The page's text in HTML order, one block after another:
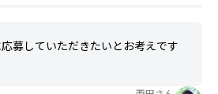
募していただきたいとお考えです